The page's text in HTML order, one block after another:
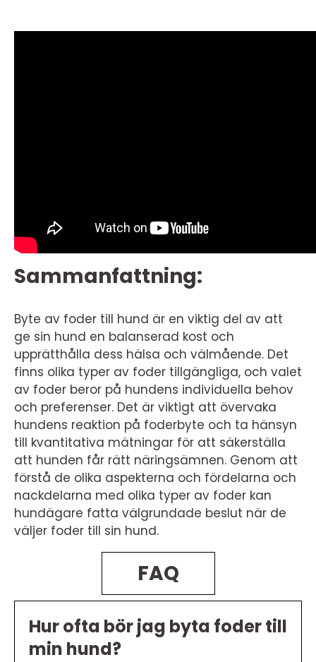
Sammanfattning:
Byte av foder till hund är en viktig del av att
ge sin hund en balanserad kost och
upprätthålla dess hälsa och välmående. Det
finns olika typer av foder tillgängliga, och valet
av foder beror på hundens individuella behov
och preferenser. Det är viktigt att övervaka
hundens reaktion på foderbyte och ta hänsyn
till kvantitativa mätningar för att säkerställa
att hunden får rätt näringsämnen. Genom att
förstå de olika aspekterna och fördelarna och
nackdelarna med olika typer av foder kan
hundägare fatta välgrundade beslut när de
väljer foder till sin hund.
FAQ
Hur ofta bör jag byta foder till
min hund?